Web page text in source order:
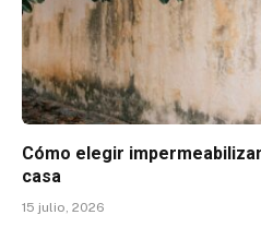
Cómo elegir
casa
15 julio, 2026